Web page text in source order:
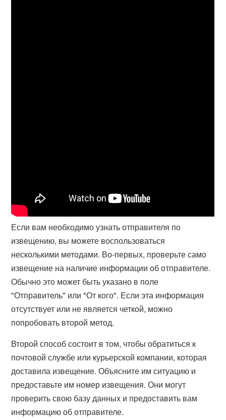
Если вам необходимо узнать отправителя по
извещению, вы можете воспользоваться
несколькими методами. Во-первых, проверьте само
извещение на наличие информации об отправителе.
Обычно это может быть указано в поле
"Отправитель" или "От кого". Если эта информация
отсутствует или не является четкой, можно
попробовать второй метод.
Второй способ состоит в том, чтобы обратиться к
почтовой службе или курьерской компании, которая
доставила извещение. Объясните им ситуацию и
предоставьте им номер извещения. Они могут
проверить свою базу данных и предоставить вам
информацию об отправителе.